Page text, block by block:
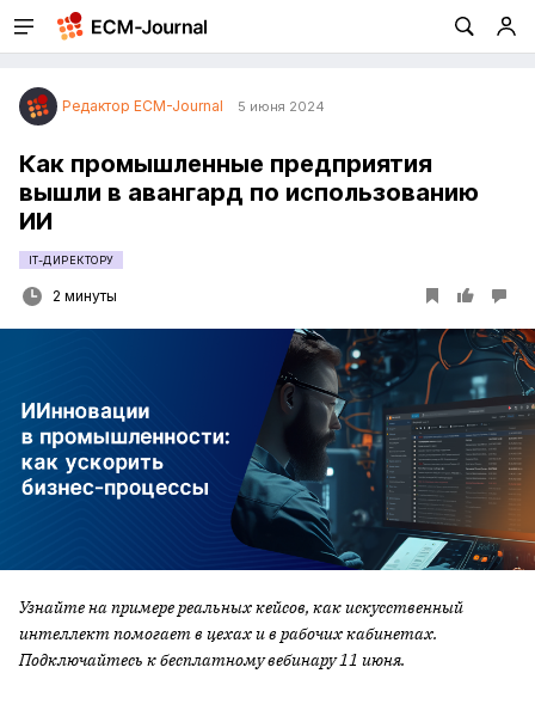
Редактор ECM-Journal 5 июня 2024
Как промышленные предприятия
вышли в авангард по использованию
ИИ
IT-ДИРЕКТОРУ
2 минуты
Узнайте на примере реальных кейсов, как искусственный
интеллект помогает в цехах и в рабочих кабинетах.
Подключайтесь к бесплатному вебинару 11 июня.